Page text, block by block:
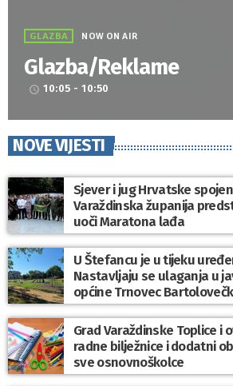
GLAZBA NOW ON AIR
Glazba/Reklame
access_time 10:05 - 10:50
NOVE VIJESTI
Sjever i jug Hrvatske
Varaždinska županija
uoči Maratona lađa
U Štefancu je u tijeku
Nastavljaju se ulaganja u
općine Trnovec
Grad Varaždinske Toplice i
radne bilježnice i dodatni
sve osnovnoškolce